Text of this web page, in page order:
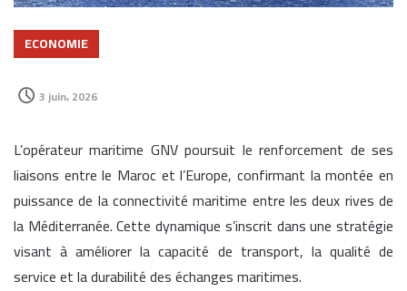
ECONOMIE
3 juin، 2026
L’opérateur maritime GNV poursuit le renforcement de ses
liaisons entre le Maroc et l’Europe, confirmant la montée en
puissance de la connectivité maritime entre les deux rives de
la Méditerranée. Cette dynamique s’inscrit dans une stratégie
visant à améliorer la capacité de transport, la qualité de
service et la durabilité des échanges maritimes.